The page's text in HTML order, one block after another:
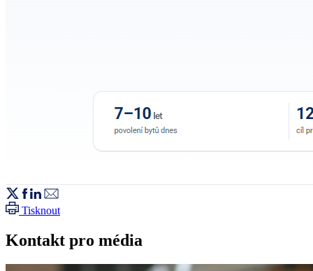
Tisknout
Kontakt pro média